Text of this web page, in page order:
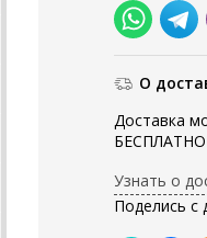
О
Доставка
Узнать о
Поделись с